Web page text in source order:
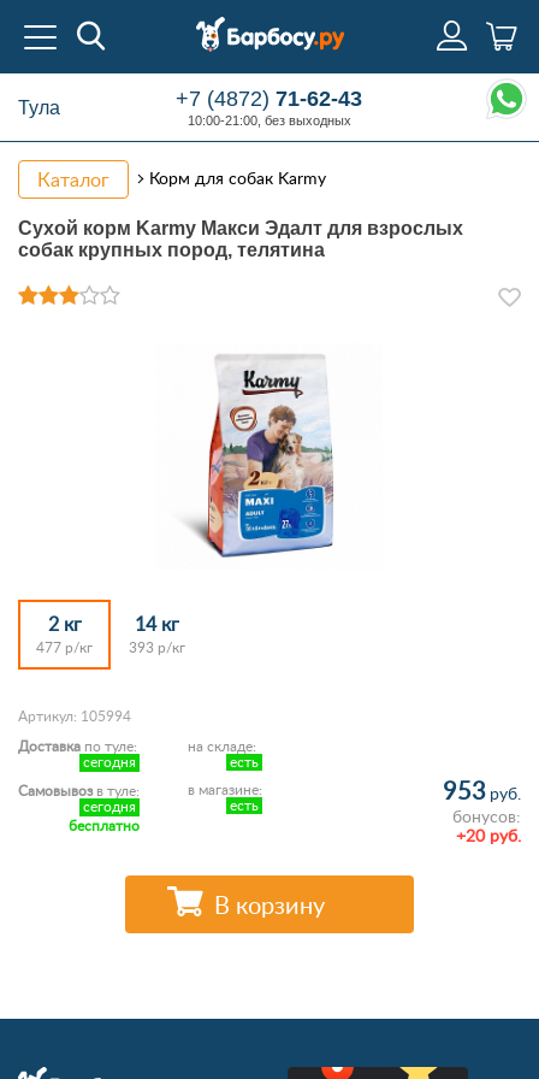
Тула +7 (4872)71-62-43
10:00-21:00, без выходных
Каталог Корм для собак Karmy
Сухой корм Karmy Макси Эдалт для взрослых
собак крупных пород, телятина
2 кг
477 р/кг
14 кг
393 р/кг
Артикул: 105994
на складе:
есть
в магазине:
есть
Доставка по туле:
сегодня
Самовывозв туле:
сегодня
бесплатно
953 руб.
бонусов:
+20 руб.
В корзину